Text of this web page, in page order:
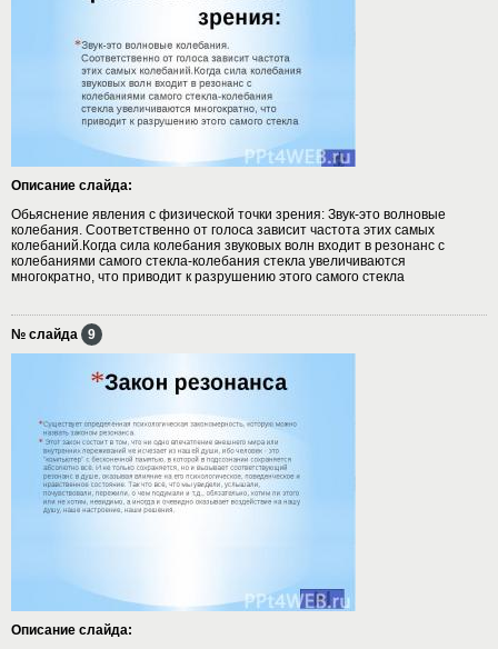
Описание слайда:
Обьяснение явления с физической точки зрения: Звук-это волновые
колебания. Соответственно от голоса зависит частота этих самых
колебаний.Когда сила колебания звуковых волн входит в резонанс с
колебаниями самого стекла-колебания стекла увеличиваются
многократно, что приводит к разрушению этого самого стекла
№ слайда 9
Описание слайда: